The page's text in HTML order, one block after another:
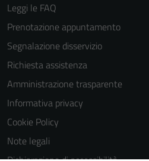
Leggi le FAQ
Prenotazione appuntamento
Segnalazione disservizio
Richiesta assistenza
Amministrazione trasparente
Informativa privacy
Cookie Policy
Note legali